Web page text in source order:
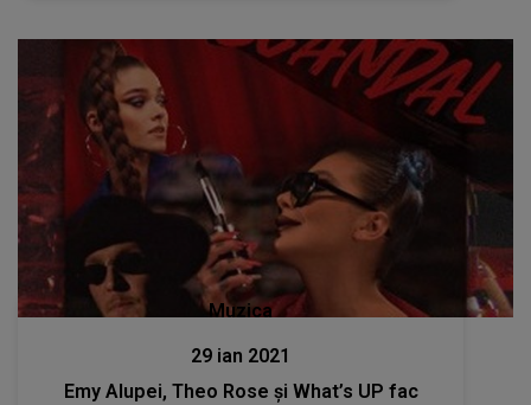
Muzica
29 ian 2021
Emy Alupei, Theo Rose și What’s UP fac